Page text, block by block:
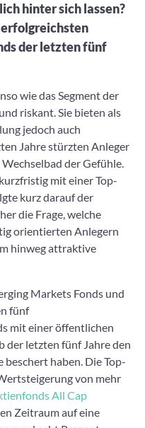
Sie folgen
hinter sich lassen?
der letzten fünf
wie das Segment der
riskant. Sie bieten als
jedoch auch
Jahre stürzten Anleger
der Gefühle.
mit einer Top-
kurz darauf der
die Frage, welche
orientierten Anlegern
hinweg attraktive
Markets Fonds und
fünf
mit einer öffentlichen
der letzten fünf Jahre den
haben. Die Top-
von mehr
All Cap
Zeitraum auf eine